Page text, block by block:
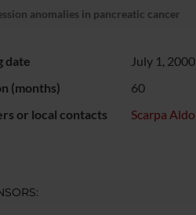
anomalies in pancreatic cancer
date
July 1, 2000
(months)
60
or local contacts
Scarpa Aldo